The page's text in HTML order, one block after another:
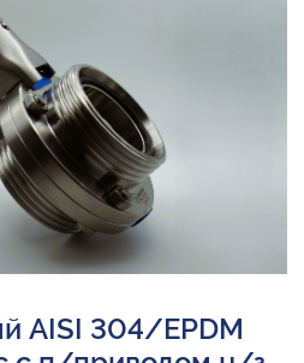
AISI 304/EPDM